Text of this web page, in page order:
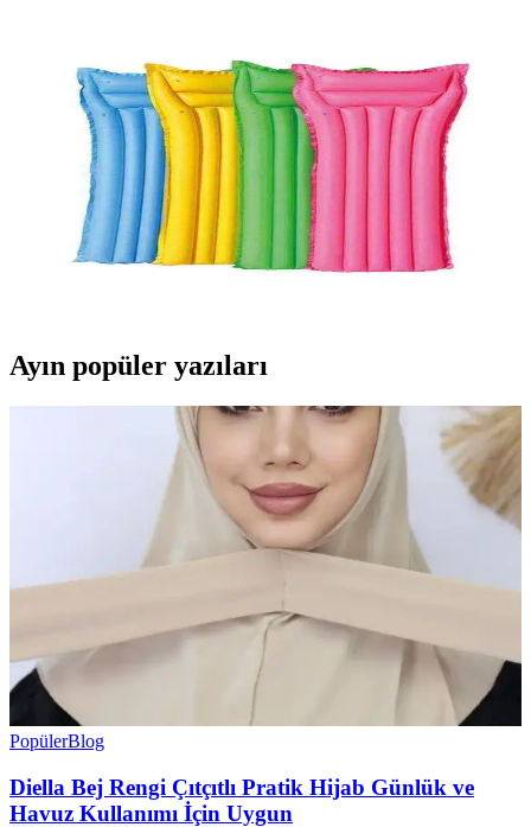
Sunan Yaz Aksesuarı
Bestway deniz yatağı, estetik ve dayanıklı malzemeleriyle yaz
keyfinizi artırır, hafif ve pratik tasarımıyla kullanım kolaylığı sağlar.
Bestway Deniz Yatağı Ekonomik 183x69cm
Konforlu ve Kullanışlı Havuz ve Plaj Yatağı
Bestway'in ekonomik deniz yatağı 183x69cm, kolay şişirme ve
taşınabilir özellikleriyle plaj ve havuzda konfor sağlar. Dayanıklı
Ayın popüler yazıları
PopülerBlog
Diella Bej Rengi Çıtçıtlı Pratik Hijab Günlük ve
Havuz Kullanımı İçin Uygun